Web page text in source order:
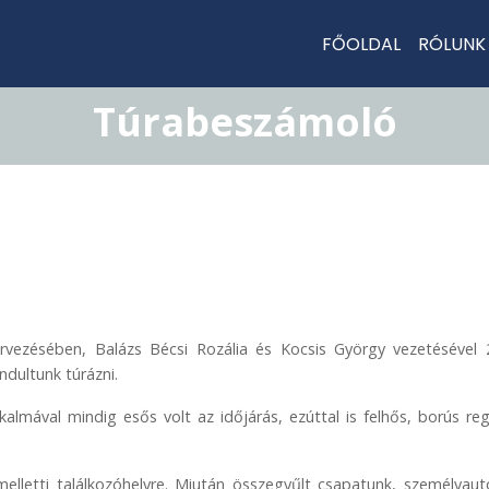
FŐOLDAL RÓLUNK
Túrabeszámoló
Balázs Bécsi Rozália és Kocsis György
túrázni.
mindig esős volt az időjárás, ezúttal is felhős, borús
találkozóhelyre. Miután összegyűlt csapatunk,